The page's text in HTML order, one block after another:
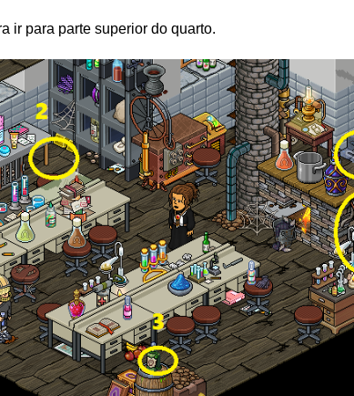
ir para parte superior do quarto.